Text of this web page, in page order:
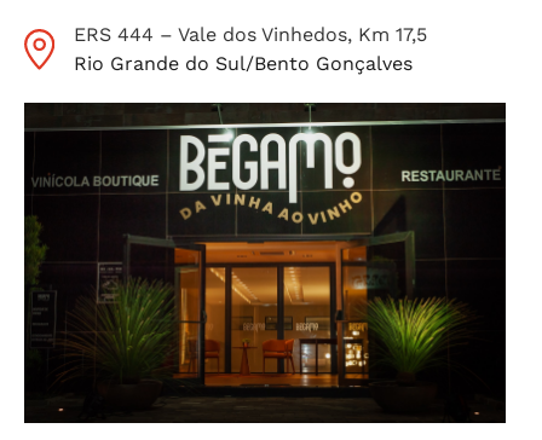
ERS 444 – Vale dos Vinhedos, Km 17,5
Rio Grande do Sul/Bento Gonçalves